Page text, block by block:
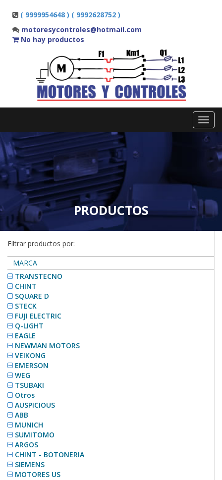
( 9999954648 ) ( 9992628752 )
motoresycontroles@hotmail.com
No hay productos
PRODUCTOS
Filtrar productos por:
MARCA
TRANSTECNO
CHINT
SQUARE D
STECK
FUJI ELECTRIC
Q-LIGHT
EAGLE
NEWMAN MOTORS
VEIKONG
EMERSON
WEG
TSUBAKI
Otros
AUSPICIOUS
ABB
MUNICH
SUMITOMO
ARGOS
CHINT - BOTONERIA
SIEMENS
MOTORES US